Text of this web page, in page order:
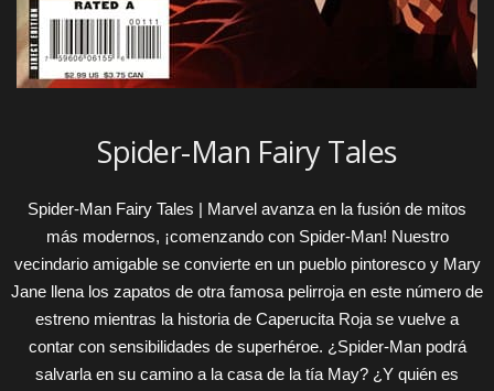
Spider-Man Fairy Tales
Spider-Man Fairy Tales | Marvel avanza en la fusión de mitos
más modernos, ¡comenzando con Spider-Man! Nuestro
vecindario amigable se convierte en un pueblo pintoresco y Mary
Jane llena los zapatos de otra famosa pelirroja en este número de
estreno mientras la historia de Caperucita Roja se vuelve a
contar con sensibilidades de superhéroe. ¿Spider-Man podrá
salvarla en su camino a la casa de la tía May? ¿Y quién es